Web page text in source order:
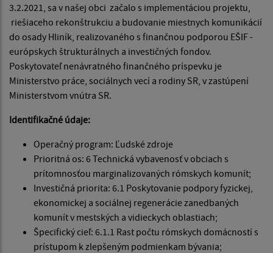
3.2.2021, sa v našej obci začalo s implementáciou projektu,
riešiaceho rekonštrukciu a budovanie miestnych komunikácií
do osady Hliník, realizovaného s finančnou podporou EŠIF -
európskych štrukturálnych a investičných fondov.
Poskytovateľ nenávratného finančného príspevku je
Ministerstvo práce, sociálnych vecí a rodiny SR, v zastúpení
Ministerstvom vnútra SR.
Identifikačné údaje:
Operačný program: Ľudské zdroje
Prioritná os: 6 Technická vybavenosť v obciach s
prítomnosťou marginalizovaných rómskych komunít;
Investičná priorita: 6.1 Poskytovanie podpory fyzickej,
ekonomickej a sociálnej regenerácie zanedbaných
komunít v mestských a vidieckych oblastiach;
Špecifický cieľ: 6.1.1 Rast počtu rómskych domácností s
prístupom k zlepšeným podmienkam bývania;